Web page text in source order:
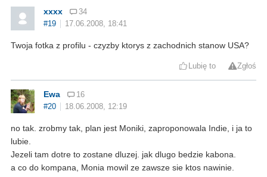
xxxx
34
#19
17.06.2008, 18:41
Twoja fotka z profilu - czyzby ktorys z zachodnich stanow USA?
Lubię to Zgłoś
Ewa
16
#20
18.06.2008, 12:19
no tak. zrobmy tak, plan jest Moniki, zaproponowala Indie, i ja to
lubie.
Jezeli tam dotre to zostane dluzej. jak dlugo bedzie kabona.
a co do kompana, Monia mowil ze zawsze sie ktos nawinie.